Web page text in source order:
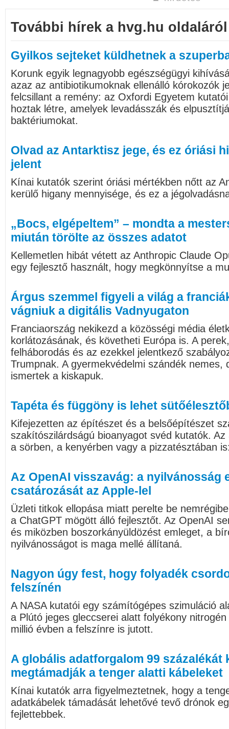
További hírek a hvg.hu oldaláról
Gyilkos sejteket küldhetnek a
Korunk egyik legnagyobb egészségügyi
azaz az antibiotikumoknak ellenálló kórokozók
felcsillant a remény: az Oxfordi Egyetem
hoztak létre, amelyek levadásszák és
baktériumokat.
Olvad az Antarktisz jege, és ez óriási
jelent
Kínai kutatók szerint óriási mértékben nőtt az
kerülő higany mennyisége, és ez a
„Bocs, elgépeltem” – mondta a
miután törölte az összes adatot
Kellemetlen hibát vétett az Anthropic Claude
egy fejlesztő használt, hogy megkönnyítse a
Árgus szemmel figyeli a világ a
vágniuk a digitális Vadnyugaton
Franciaország nekikezd a közösségi média
korlátozásának, és követheti Európa is. A
felháborodás és az ezekkel jelentkező
Trumpnak. A gyermekvédelmi szándék nemes,
ismertek a kiskapuk.
Tapéta és függöny is lehet
Kifejezetten az építészet és a belsőépítészet
szakítószilárdságú bioanyagot svéd kutatók.
a sörben, a kenyérben vagy a pizzatésztában
Az OpenAI visszavág: a nyilvánosság
csatározását az Apple-lel
Üzleti titkok ellopása miatt perelte be
a ChatGPT mögött álló fejlesztőt. Az OpenAI
és miközben boszorkányüldözést emleget, a
nyilvánosságot is maga mellé állítaná.
Nagyon úgy fest, hogy folyadék
felszínén
A NASA kutatói egy számítógépes szimuláció
a Plútó jeges gleccserei alatt folyékony
millió évben a felszínre is jutott.
A globális adatforgalom 99 százalékát
megtámadják a tenger alatti kábeleket
Kínai kutatók arra figyelmeztetnek, hogy a
adatkábelek támadását lehetővé tevő drónok
fejlettebbek.